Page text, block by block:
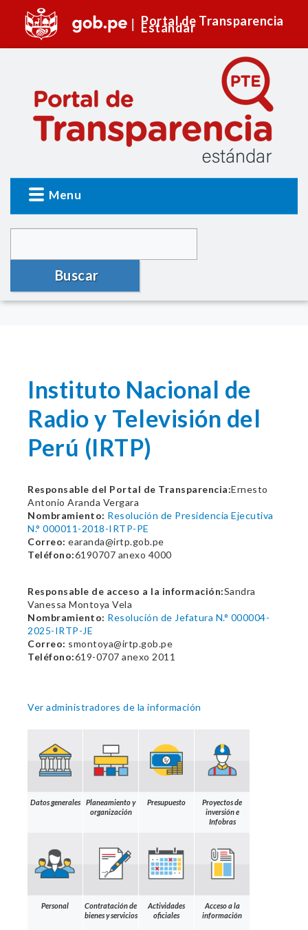
Portal de Transparencia
Estándar
Menu
Buscar
Instituto Nacional de
Radio y Televisión del
Perú (IRTP)
Responsable del Portal de Transparencia:Ernesto
Antonio Aranda Vergara
Nombramiento: Resolución de Presidencia Ejecutiva
N.° 000011-2018-IRTP-PE
Correo: earanda@irtp.gob.pe
Teléfono:6190707 anexo 4000
Responsable de acceso a la información:Sandra
Vanessa Montoya Vela
Nombramiento: Resolución de Jefatura N.° 000004-
2025-IRTP-JE
Correo: smontoya@irtp.gob.pe
Teléfono:619-0707 anexo 2011
Ver administradores de la información
Datos generales
Planeamiento y
organización
Presupuesto
Proyectos de
inversión e
Infobras
Personal
Contratación de
bienes y servicios
Actividades
oficiales
Acceso a la
información